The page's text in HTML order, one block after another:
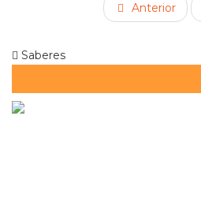
Anterior
Saberes